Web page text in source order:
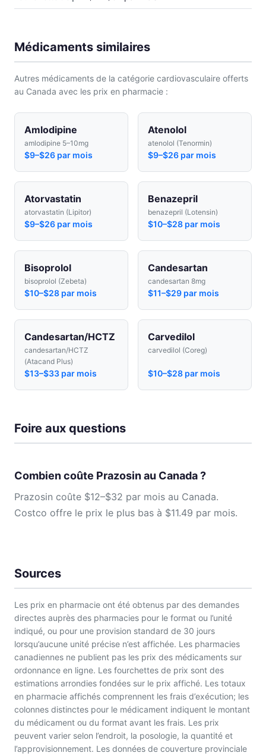
Médicaments similaires
Autres médicaments de la catégorie cardiovasculaire offerts
au Canada avec les prix en pharmacie :
Amlodipine
amlodipine 5–10mg
$9–$26 par mois
Atenolol
atenolol (Tenormin)
$9–$26 par mois
Atorvastatin
atorvastatin (Lipitor)
$9–$26 par mois
Benazepril
benazepril (Lotensin)
$10–$28 par mois
Bisoprolol
bisoprolol (Zebeta)
$10–$28 par mois
Candesartan
candesartan 8mg
$11–$29 par mois
Candesartan/HCTZ
candesartan/HCTZ
(Atacand Plus)
$13–$33 par mois
Carvedilol
carvedilol (Coreg)
$10–$28 par mois
Foire aux questions
Combien coûte Prazosin au Canada ?
Prazosin coûte $12–$32 par mois au Canada.
Costco offre le prix le plus bas à $11.49 par mois.
Sources
Les prix en pharmacie ont été obtenus par des demandes
directes auprès des pharmacies pour le format ou l’unité
indiqué, ou pour une provision standard de 30 jours
lorsqu’aucune unité précise n’est affichée. Les pharmacies
canadiennes ne publient pas les prix des médicaments sur
ordonnance en ligne. Les fourchettes de prix sont des
estimations arrondies fondées sur le prix affiché. Les totaux
en pharmacie affichés comprennent les frais d’exécution; les
colonnes distinctes pour le médicament indiquent le montant
du médicament ou du format avant les frais. Les prix
peuvent varier selon l’endroit, la posologie, la quantité et
l’approvisionnement. Les données de couverture provinciale